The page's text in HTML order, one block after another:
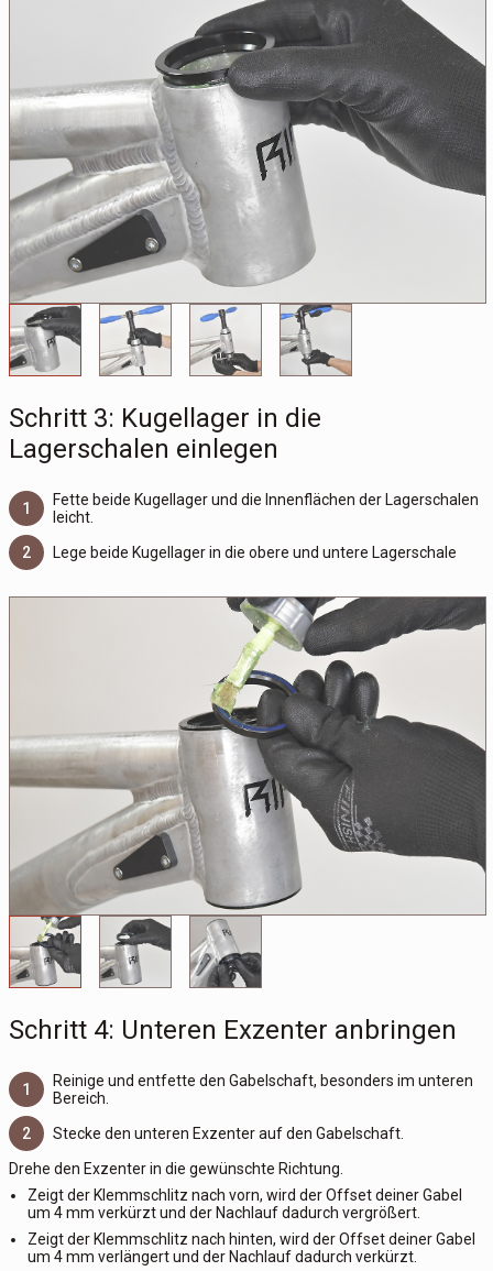
Schritt 3: Kugellager in die
Lagerschalen einlegen
1
Fette beide Kugellager und die Innenflächen der Lagerschalen
leicht.
2
Lege beide Kugellager in die obere und untere Lagerschale
Schritt 4: Unteren Exzenter anbringen
1
Reinige und entfette den Gabelschaft, besonders im unteren
Bereich.
2
Stecke den unteren Exzenter auf den Gabelschaft.
Drehe den Exzenter in die gewünschte Richtung.
Zeigt der Klemmschlitz nach vorn, wird der Offset deiner Gabel
um 4 mm verkürzt und der Nachlauf dadurch vergrößert.
Zeigt der Klemmschlitz nach hinten, wird der Offset deiner Gabel
um 4 mm verlängert und der Nachlauf dadurch verkürzt.